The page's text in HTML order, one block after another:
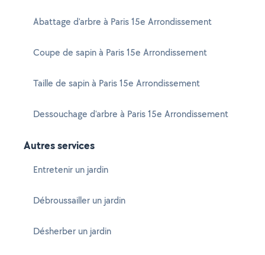
Abattage d'arbre à Paris 15e Arrondissement
Coupe de sapin à Paris 15e Arrondissement
Taille de sapin à Paris 15e Arrondissement
Dessouchage d'arbre à Paris 15e Arrondissement
Autres services
Entretenir un jardin
Débroussailler un jardin
Désherber un jardin